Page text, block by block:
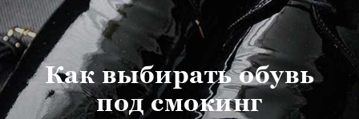
Как выбирать обувь
под смокинг